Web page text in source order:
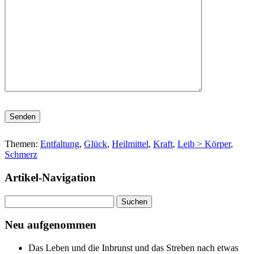
Bitte lasse dieses Feld leer.
Themen: Entfaltung, Glück, Heilmittel, Kraft, Leib > Körper,
Schmerz
Artikel-Navigation
nach:
Neu aufgenommen
Das Leben und die Inbrunst und das Streben nach etwas